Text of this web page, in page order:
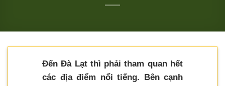
Đến Đà Lạt thì phải tham quan hết
các địa điểm nổi tiếng. Bên cạnh